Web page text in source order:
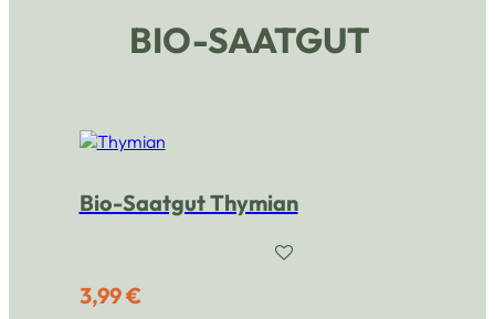
BIO-SAATGUT
Bio-Saatgut Thymian
3,99 €